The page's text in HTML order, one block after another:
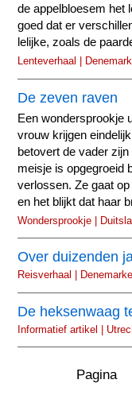
de appelbloesem het
goed dat er
lelijke, zoals de
Lenteverhaal |
De zeven raven
Een wondersprookje
vrouw krijgen
betovert de vader
meisje is opgegroeid
verlossen. Ze gaat
en het blijkt dat haar
Wondersprookje |
Over duizenden
Reisverhaal |
De heksenwaag
Informatief artikel |